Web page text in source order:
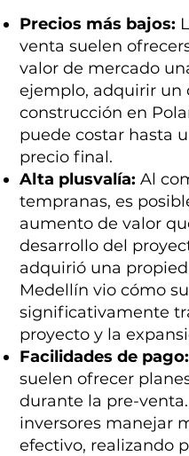
Precios más bajos:
venta suelen
valor de mercado
ejemplo, adquirir un
construcción en
puede costar hasta
precio final.
Alta plusvalía: Al
tempranas, es
aumento de valor
desarrollo del
adquirió una
Medellín vio cómo
significativamente
proyecto y la
Facilidades de pago:
suelen ofrecer
durante la pre-
inversores manejar
efectivo, realizando